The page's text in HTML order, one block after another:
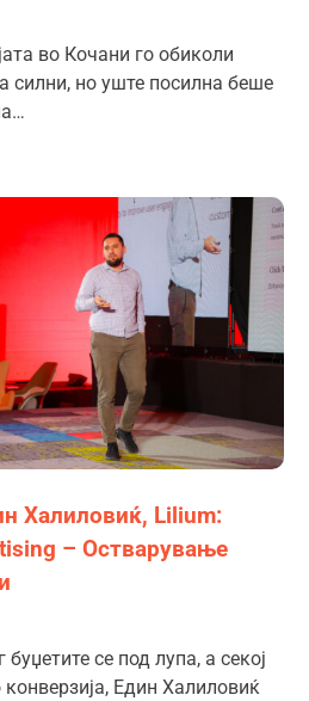
во Кочани го обиколи
силни, но уште посилна беше
Халиловиќ, Lilium:
– Остварување
се под лупа, а секој
Един Халиловиќ